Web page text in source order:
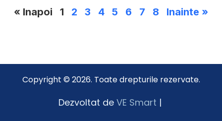
« Inapoi 1 2 3 4 5 6 7 8 Inainte »
Copyright © 2026. Toate drepturile rezervate.
Dezvoltat de VE Smart |